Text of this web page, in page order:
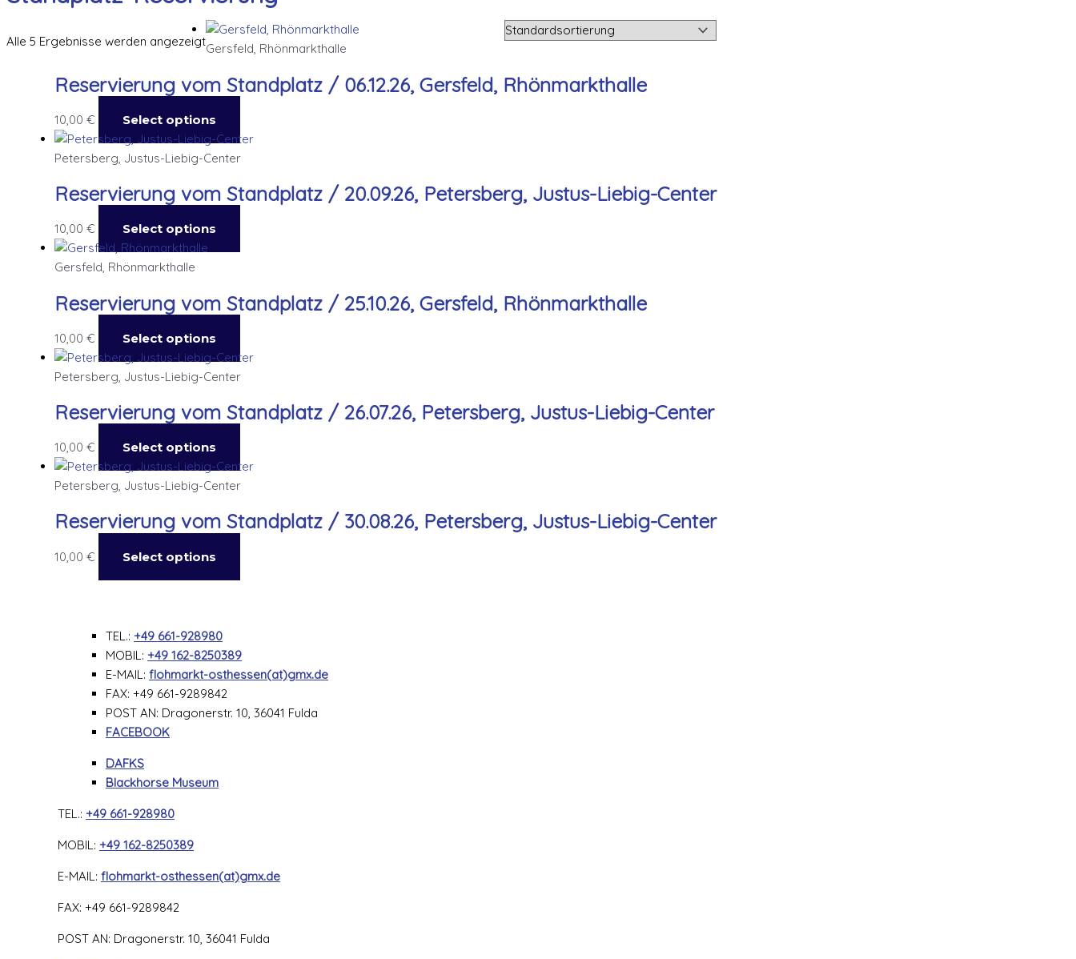
Alle 5 Ergebnisse werden angezeigtGersfeld, Rhönmarkthalle
Reservierung vom Standplatz / 06.12.26, Gersfeld, Rhönmarkthalle
10,00 € Select options
Petersberg, Justus-Liebig-Center
Reservierung vom Standplatz / 20.09.26, Petersberg, Justus-Liebig-Center
10,00 € Select options
Gersfeld, Rhönmarkthalle
Reservierung vom Standplatz / 25.10.26, Gersfeld, Rhönmarkthalle
10,00 € Select options
Petersberg, Justus-Liebig-Center
Reservierung vom Standplatz / 26.07.26, Petersberg, Justus-Liebig-Center
10,00 € Select options
Petersberg, Justus-Liebig-Center
Reservierung vom Standplatz / 30.08.26, Petersberg, Justus-Liebig-Center
10,00 € Select options
TEL.: +49 661-928980
MOBIL: +49 162-8250389
E-MAIL: flohmarkt-osthessen(at)gmx.de
FAX: +49 661-9289842
POST AN: Dragonerstr. 10, 36041 Fulda
FACEBOOK
DAFKS
Blackhorse Museum
TEL.: +49 661-928980
MOBIL: +49 162-8250389
E-MAIL: flohmarkt-osthessen(at)gmx.de
FAX: +49 661-9289842
POST AN: Dragonerstr. 10, 36041 Fulda